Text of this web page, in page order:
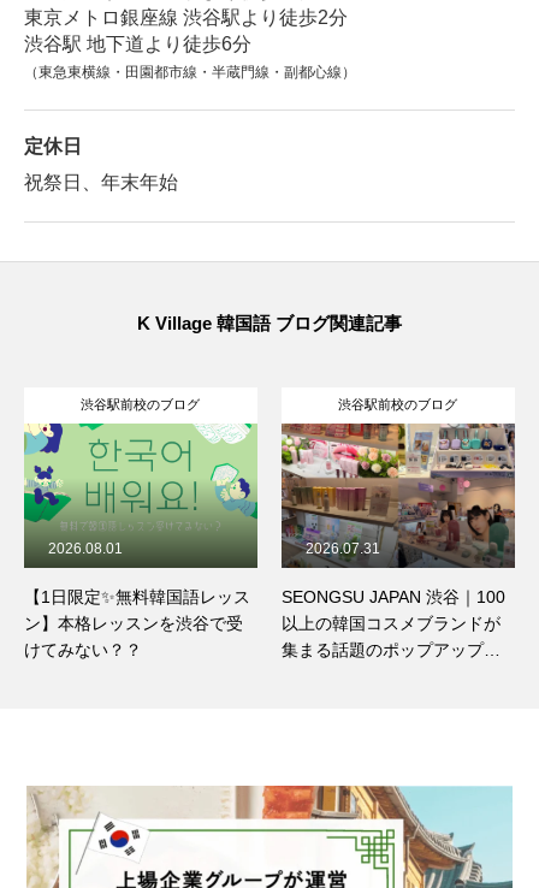
東京メトロ銀座線 渋谷駅より徒歩2分
渋谷駅 地下道より徒歩6分
（東急東横線・田園都市線・半蔵門線・副都心線）
定休日
祝祭日、年末年始
K Village 韓国語 ブログ関連記事
渋谷駅前校のブログ
【1日限定✨無料韓国語レッス
ン】本格レッスンを渋谷で受
けてみない？？
2026.08.01
渋谷駅前校のブログ
SEONGSU JAPAN 渋谷｜100
以上の韓国コスメブランドが
集まる話題のポップアップ
2026.07.31